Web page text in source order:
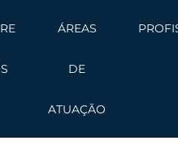
ÁREAS
DE
ATUAÇÃO